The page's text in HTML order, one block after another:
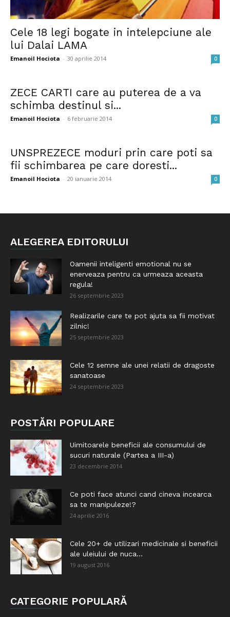
Cele 18 legi bogate in intelepciune ale
lui Dalai LAMA
Emanoil Hociota - 30 aprilie 2014 0
ZECE CARTI care au puterea de a va
schimba destinul si...
Emanoil Hociota - 6 februarie 2014 0
UNSPREZECE moduri prin care poti sa
fii schimbarea pe care doresti...
Emanoil Hociota - 20 ianuarie 2014 0
ALEGEREA EDITORULUI
Oamenii inteligenti emotional nu se
enerveaza pentru ca urmeaza aceasta
regula!
26 septembrie 2023
Realizarile care te pot ajuta sa fii motivat
zilnic!
25 septembrie 2023
Cele 12 semne ale unei relatii de dragoste
sanatoase
24 septembrie 2023
POSTĂRI POPULARE
Uimitoarele beneficii ale consumului de
sucuri naturale (Partea a III-a)
23 decembrie 2014
Ce poti face atunci cand cineva incearca
sa te manipuleze!?
24 aprilie 2016
Cele 20+ de utilizari medicinale si beneficii
ale uleiului de nuca...
19 august 2016
CATEGORIE POPULARĂ